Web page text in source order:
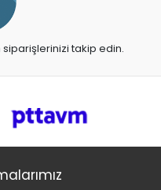
takip edin.